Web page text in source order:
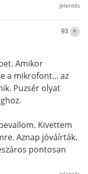
Jelentés
93
Amikor
a mikrofont... az
Puzsér olyat
Kivettem
Aznap jóváírták.
pontosan